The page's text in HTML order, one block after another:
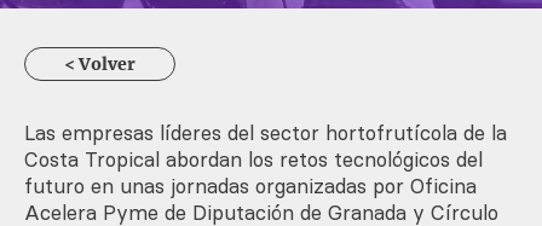
< Volver
Las empresas líderes del sector hortofrutícola de la
Costa Tropical abordan los retos tecnológicos del
futuro en unas jornadas organizadas por Oficina
Acelera Pyme de Diputación de Granada y Círculo